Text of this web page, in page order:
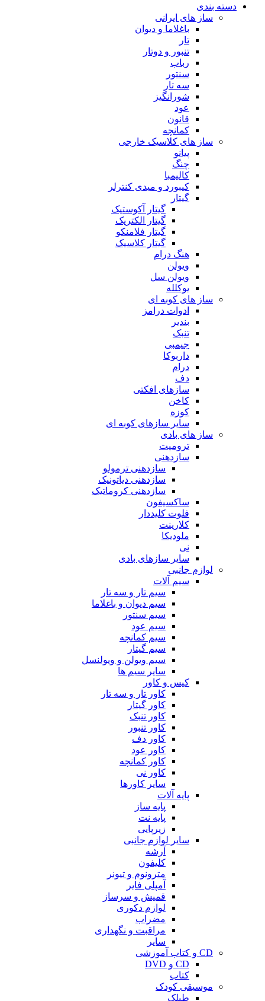
دسته بندی
ساز های ایرانی
باغلاما و دیوان
تار
تنبور و دوتار
رباب
سنتور
سه تار
شورانگیز
عود
قانون
کمانچه
ساز های کلاسیک خارجی
پیانو
چنگ
کالیمبا
کیبورد و میدی کنترلر
گیتار
گیتار آکوستیک
گیتار الکتریک
گیتار فلامنکو
گیتار کلاسیک
هنگ درام
ویولن
ویولن سل
یوکلله
ساز های کوبه ای
ادوات درامز
بندیر
تنبک
جیمبی
داربوکا
درام
دف
سازهای افکتی
کاخن
کوزه
سایر سازهای کوبه ای
ساز های بادی
ترومپت
سازدهنی
سازدهنی ترمولو
سازدهنی دیاتونیک
سازدهنی کروماتیک
ساکسیفون
فلوت کلیددار
کلارینت
ملودیکا
نی
سایر سازهای بادی
لوازم جانبی
سیم آلات
سیم تار و سه تار
سیم دیوان و باغلاما
سیم سنتور
سیم عود
سیم کمانچه
سیم گیتار
سیم ویولن و ویولنسل
سایر سیم ها
کیس و کاور
کاور تار و سه تار
کاور گیتار
کاور تنبک
کاور تنبور
کاور دف
کاور عود
کاور کمانچه
کاور نی
سایر کاورها
پایه آلات
پایه ساز
پایه نت
زیرپایی
سایر لوازم جانبی
آرشه
کلیفون
مترونوم و تیونر
آمپلی فایر
قمیش و سرساز
لوازم دکوری
مضراب
مراقبت و نگهداری
سایر
CD و کتاب آموزشی
CD و DVD
کتاب
موسیقی کودک
طبلک